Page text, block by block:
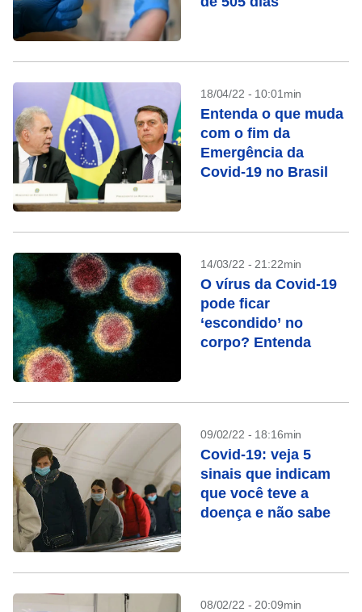
18/04/22 - 10:01min
Entenda o que muda
com o fim da
Emergência da
Covid-19 no Brasil
14/03/22 - 21:22min
O vírus da Covid-19
pode ficar
‘escondido’ no
corpo? Entenda
09/02/22 - 18:16min
Covid-19: veja 5
sinais que indicam
que você teve a
doença e não sabe
08/02/22 - 20:09min